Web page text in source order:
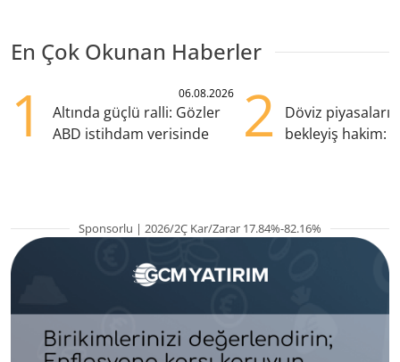
En Çok Okunan Haberler
1 06.08.2026
Altında güçlü ralli: Gözler
ABD istihdam verisinde
2
Döviz
bekleyiş hakim:
Sponsorlu | 2026/2Ç Kar/Zarar 17.84%-82.16%